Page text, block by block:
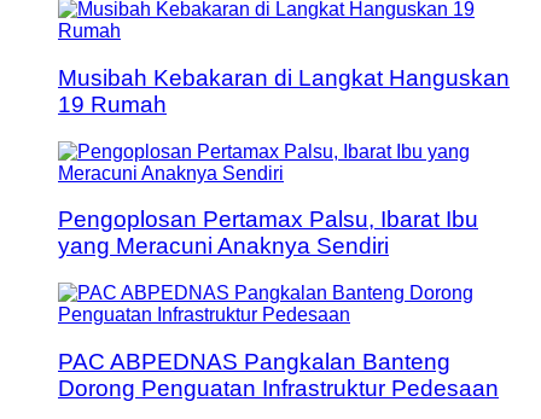
Musibah Kebakaran di Langkat Hanguskan
19 Rumah
Pengoplosan Pertamax Palsu, Ibarat Ibu
yang Meracuni Anaknya Sendiri
PAC ABPEDNAS Pangkalan Banteng
Dorong Penguatan Infrastruktur Pedesaan